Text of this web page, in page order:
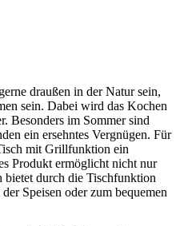
draußen in der Natur sein,
sein. Dabei wird das Kochen
Besonders im Sommer sind
ein ersehntes Vergnügen. Für
mit Grillfunktion ein
Produkt ermöglicht nicht nur
bietet durch die Tischfunktion
Speisen oder zum bequemen